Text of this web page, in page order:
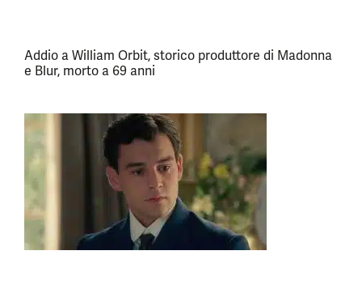
Addio a William Orbit, storico produttore di Madonna
e Blur, morto a 69 anni